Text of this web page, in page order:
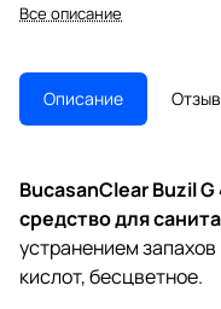
Все описание
Описание
BucasanClear Buzil
средство для
устранением
кислот, бесцветное.